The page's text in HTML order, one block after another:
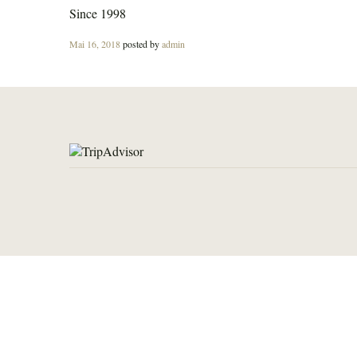
Since 1998
Posted
Mai 16, 2018posted byadmin